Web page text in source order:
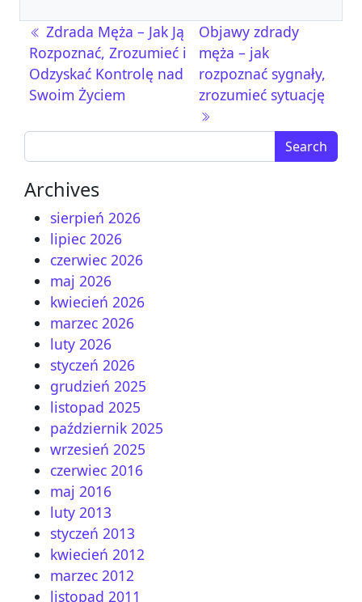
Nawigacja wpisu
Zdrada Męża – Jak Ją
Rozpoznać, Zrozumieć i
Odzyskać Kontrolę nad
Swoim Życiem
Objawy zdrady
męża – jak
rozpoznać sygnały,
zrozumieć sytuację
Search for:
Archives
sierpień 2026
lipiec 2026
czerwiec 2026
maj 2026
kwiecień 2026
marzec 2026
luty 2026
styczeń 2026
grudzień 2025
listopad 2025
październik 2025
wrzesień 2025
czerwiec 2016
maj 2016
luty 2013
styczeń 2013
kwiecień 2012
marzec 2012
listopad 2011